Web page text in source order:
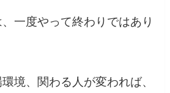
一度やって終わりではあり
境、関わる人が変われば、